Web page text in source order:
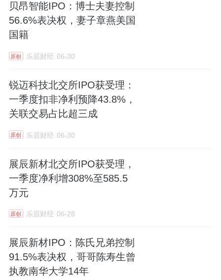
贝昂智能IPO：博士夫妻控制
56.6%表决权，妻子章燕美国
国籍
原创 乐居财经 06-30
锐迈科技北交所IPO获受理：
一季度扣非净利预降43.8%，
关联交易占比超三成
原创 乐居财经 06-30
展辰新材北交所IPO获受理，
一季度净利增308%至585.5
万元
原创 乐居财经 06-28
展辰新材IPO：陈氏兄弟控制
91.5%表决权，哥哥陈寿生曾
执教南华大学14年